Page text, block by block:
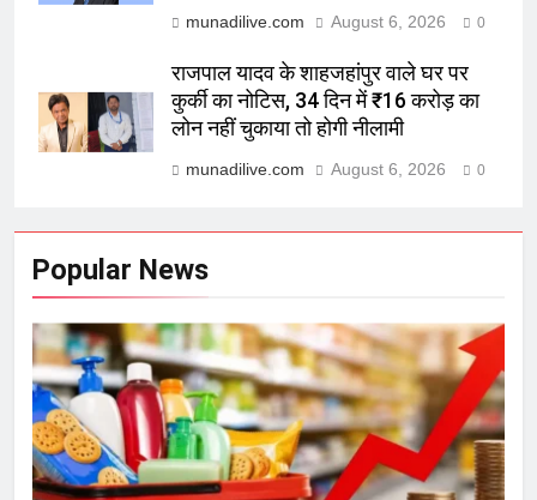
munadilive.com August 6, 2026 0
राजपाल यादव के शाहजहांपुर वाले घर पर
कुर्की का नोटिस, 34 दिन में ₹16 करोड़ का
लोन नहीं चुकाया तो होगी नीलामी
munadilive.com August 6, 2026 0
Popular News